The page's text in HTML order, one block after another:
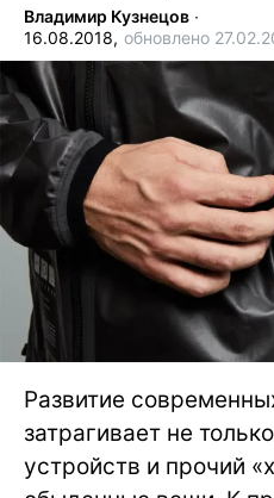
Владимир Кузнецов ∙
16.08.2018, обновлено
Развитие
затрагивает не
устройств и прочий